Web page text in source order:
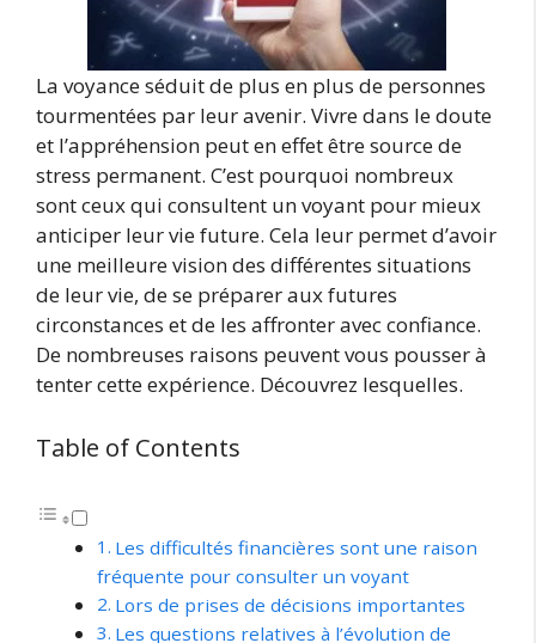
La voyance séduit de plus en plus de personnes
tourmentées par leur avenir. Vivre dans le doute
et l’appréhension peut en effet être source de
stress permanent. C’est pourquoi nombreux
sont ceux qui consultent un voyant pour mieux
anticiper leur vie future. Cela leur permet d’avoir
une meilleure vision des différentes situations
de leur vie, de se préparer aux futures
circonstances et de les affronter avec confiance.
De nombreuses raisons peuvent vous pousser à
tenter cette expérience. Découvrez lesquelles.
Table of Contents
Les difficultés financières sont une raison
fréquente pour consulter un voyant
Lors de prises de décisions importantes
Les questions relatives à l’évolution de